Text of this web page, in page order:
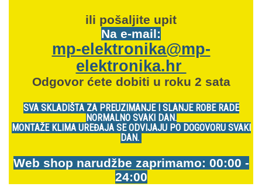
ili pošaljite upit
Na e-mail:
mp-elektronika@mp-
elektronika.hr
Odgovor ćete dobiti u roku 2 sata
SVA SKLADIŠTA ZA PREUZIMANJE I SLANJE ROBE RADE
NORMALNO SVAKI DAN.
MONTAŽE KLIMA UREĐAJA SE ODVIJAJU PO DOGOVORU SVAKI
DAN.
Web shop narudžbe zaprimamo: 00:00 -
24:00